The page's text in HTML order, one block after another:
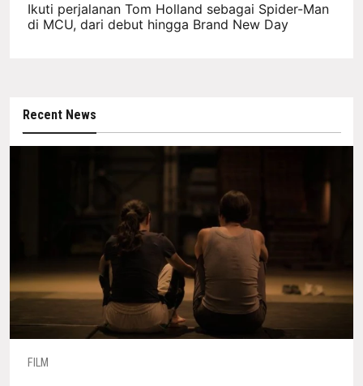
Ikuti perjalanan Tom Holland sebagai Spider-Man
di MCU, dari debut hingga Brand New Day
Recent News
FILM